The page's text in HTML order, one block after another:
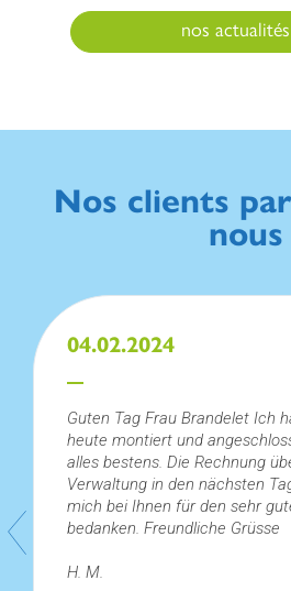
nos
Nos clients
nous
04.02.2024
Guten Tag Frau Brandelet Ich
heute montiert und
alles bestens. Die Rechnung
Verwaltung in den nächsten
mich bei Ihnen für den sehr
bedanken. Freundliche Grüsse
H. M.